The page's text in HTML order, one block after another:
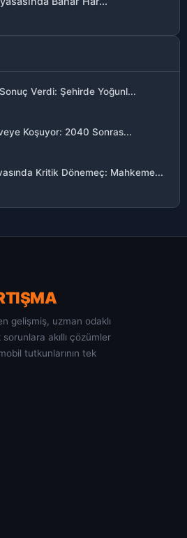
Verdi: Şehirde Yoğunl...
Koşuyor: 2040 Sonras...
Kritik Dönemeç: Mahkeme...
gelişmiş, uzman odaklı
akıllı çözümler
tutkunlarının tek